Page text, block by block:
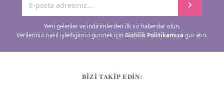
Yeni gelenler ve indirimlerden ilk siz haberdar olun.
Verilerinizi nasıl işlediğimizi görmek için Gizlilik Politikamıza göz atın.
BİZİ TAKİP EDİN: